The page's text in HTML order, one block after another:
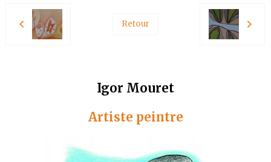
Retour
Igor Mouret
Artiste peintre